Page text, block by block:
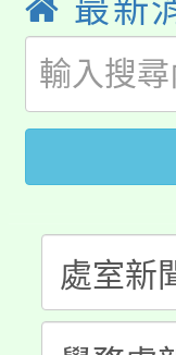
代理
轉知
《
程，
心理
系所
轉知
縣
門員
踴躍
桃
要點
展演
115
義教
「
最新